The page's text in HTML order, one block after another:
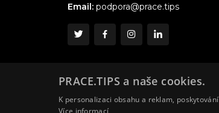
Email: podpora@prace.tips
PRACE.TIPS a naše cookies.
K personalizaci obsahu a reklam,
Více informací